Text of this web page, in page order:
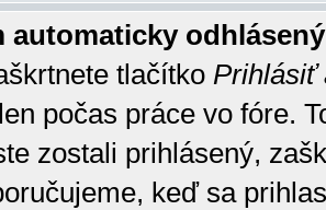
automaticky
tlačítko Prihlásiť
počas práce vo fóre.
zostali prihlásený,
keď sa